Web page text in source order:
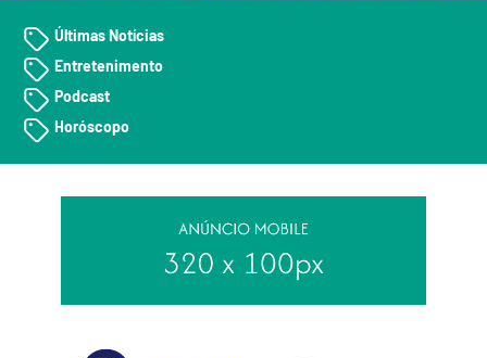
Últimas Notícias
Entretenimento
Podcast
Horóscopo